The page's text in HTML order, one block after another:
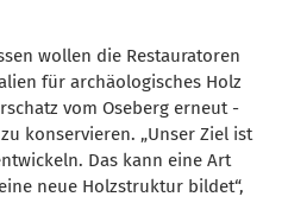
wollen die Restauratoren
für archäologisches Holz
vom Oseberg erneut -
konservieren. „Unser Ziel ist
Das kann eine Art
neue Holzstruktur bildet“,